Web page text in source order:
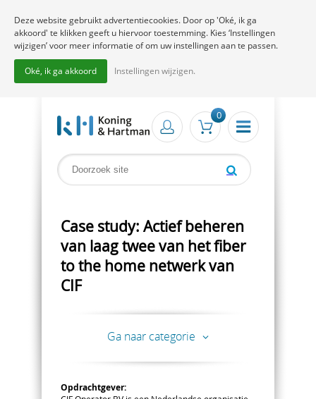
0
Case study: Actief beheren
van laag twee van het fiber
to the home netwerk van
CIF
Ga naar categorie
Opdrachtgever:
Deze website gebruikt advertentiecookies. Door op 'Oké, ik ga
akkoord' te klikken geeft u hiervoor toestemming. Kies ‘Instellingen
wijzigen’ voor meer informatie of om uw instellingen aan te passen.
Oké, ik ga akkoord Instellingen wijzigen.